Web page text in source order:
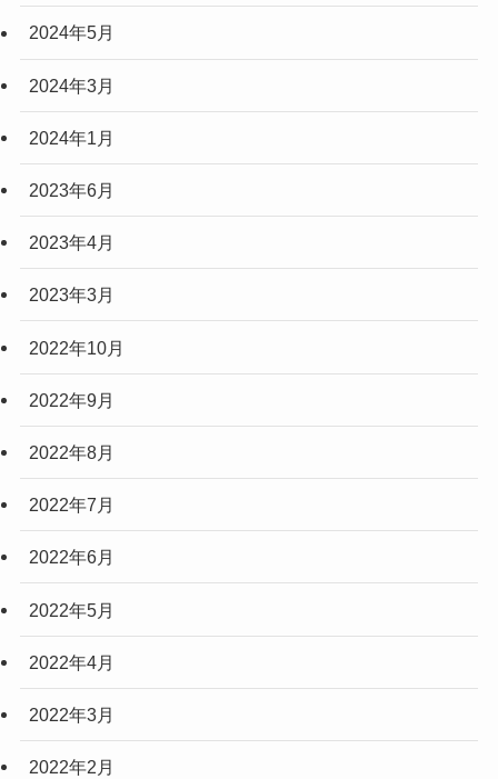
2024年5月
2024年3月
2024年1月
2023年6月
2023年4月
2023年3月
2022年10月
2022年9月
2022年8月
2022年7月
2022年6月
2022年5月
2022年4月
2022年3月
2022年2月